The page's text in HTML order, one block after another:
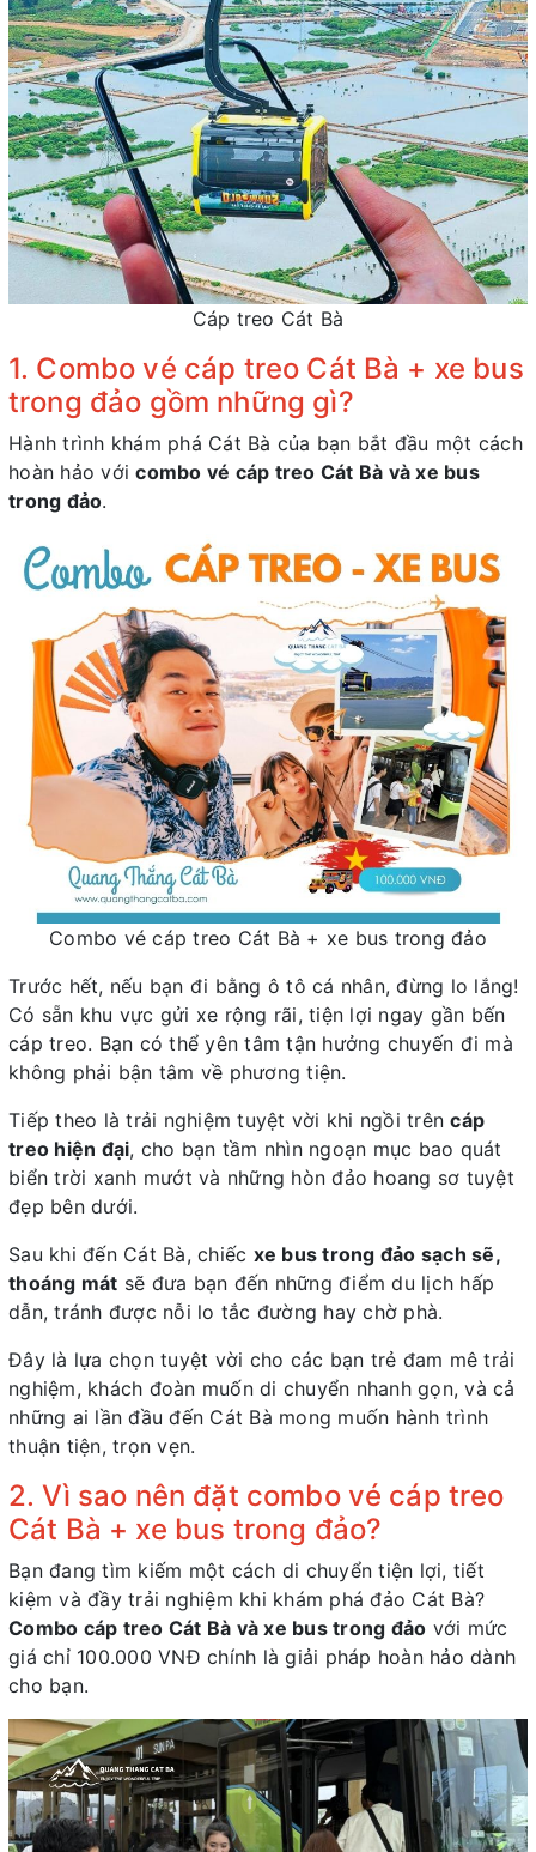
Cáp treo Cát Bà
1. Combo vé cáp treo Cát Bà + xe bus
trong đảo gồm những gì?
Hành trình khám phá Cát Bà của bạn bắt đầu một cách
hoàn hảo vớicombo vé cáp treo Cát Bà và xe bus
trong đảo.
Combo vé cáp treo Cát Bà + xe bus trong đảo
Trước hết, nếu bạn đi bằng ô tô cá nhân, đừng lo lắng!
Có sẵn khu vực gửi xe rộng rãi, tiện lợi ngay gần bến
cáp treo. Bạn có thể yên tâm tận hưởng chuyến đi mà
không phải bận tâm về phương tiện.
Tiếp theo là trải nghiệm tuyệt vời khi ngồi trêncáp
treo hiện đại, cho bạn tầm nhìn ngoạn mục bao quát
biển trời xanh mướt và những hòn đảo hoang sơ tuyệt
đẹp bên dưới.
Sau khi đến Cát Bà, chiếc xe bus trong đảo sạch sẽ,
thoáng mát sẽ đưa bạn đến những điểm du lịch hấp
dẫn, tránh được nỗi lo tắc đường hay chờ phà.
Đây là lựa chọn tuyệt vời cho các bạn trẻ đam mê trải
nghiệm, khách đoàn muốn di chuyển nhanh gọn, và cả
những ai lần đầu đến Cát Bà mong muốn hành trình
thuận tiện, trọn vẹn.
2. Vì sao nên đặt combo vé cáp treo
Cát Bà + xe bus trong đảo?
Bạn đang tìm kiếm một cách di chuyển tiện lợi, tiết
kiệm và đầy trải nghiệm khi khám phá đảo Cát Bà?
Combo cáp treo Cát Bà và xe bus trong đảo với mức
giá chỉ 100.000 VNĐ chính là giải pháp hoàn hảo dành
cho bạn.